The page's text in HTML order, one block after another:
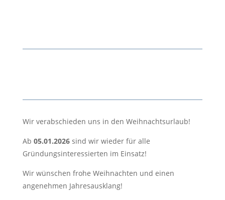
Wir verabschieden uns in den Weihnachtsurlaub!
Ab 05.01.2026sind wir wieder für alle
Gründungsinteressierten im Einsatz!
Wir wünschen frohe Weihnachten und einen
angenehmen Jahresausklang!